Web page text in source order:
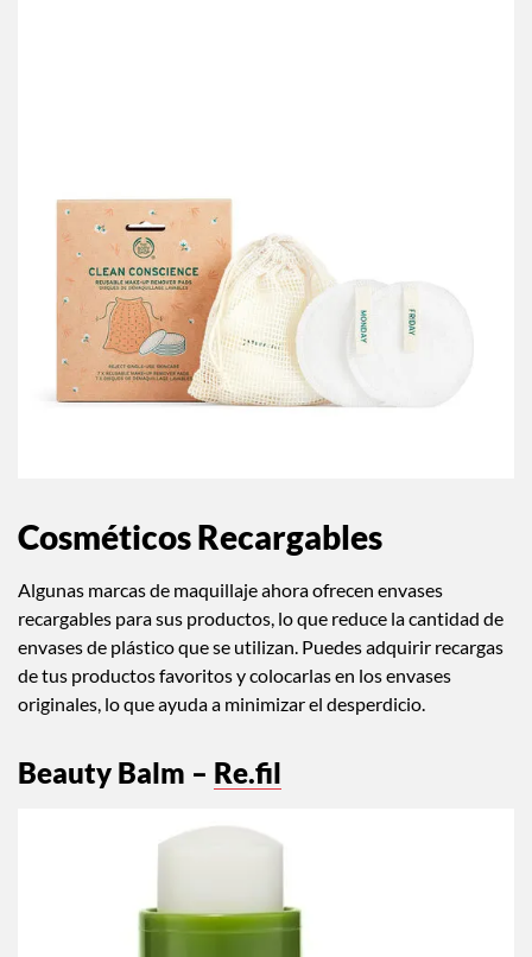
Cosméticos Recargables
Algunas marcas de maquillaje ahora ofrecen envases
recargables para sus productos, lo que reduce la cantidad de
envases de plástico que se utilizan. Puedes adquirir recargas
de tus productos favoritos y colocarlas en los envases
originales, lo que ayuda a minimizar el desperdicio.
Beauty Balm – Re.fil